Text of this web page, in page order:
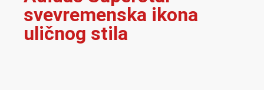
svevremenska ikona
uličnog stila